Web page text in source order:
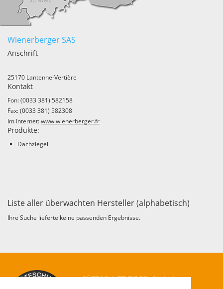
Wienerberger SAS
Anschrift
25170 Lantenne-Vertière
Kontakt
Fon: (0033 381) 582158
Fax: (0033 381) 582308
Im Internet:www.wienerberger.fr
Produkte:
Dachziegel
Liste aller überwachten Hersteller (alphabetisch)
Ihre Suche lieferte keine passenden Ergebnisse.
GÜTESCHUTZ ZIEGEL Süd e.V.-